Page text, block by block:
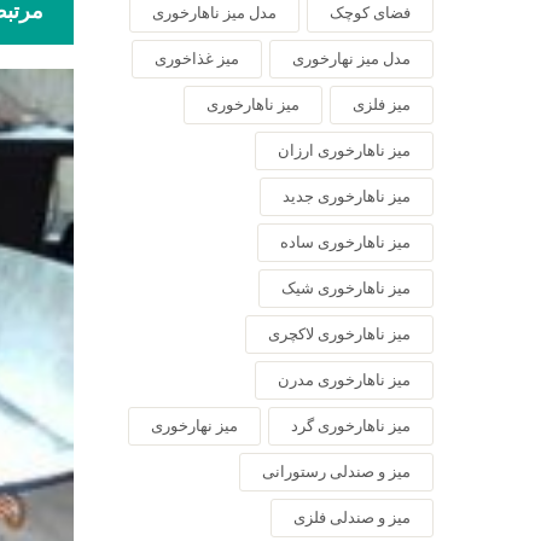
فضای کوچک مدل میز ناهارخوری
مدل میز نهارخوری میز غذاخوری
میز فلزی میز ناهارخوری
میز ناهارخوری ارزان
میز ناهارخوری جدید
میز ناهارخوری ساده
میز ناهارخوری شیک
میز ناهارخوری لاکچری
میز ناهارخوری مدرن
میز ناهارخوری گرد میز نهارخوری
میز و صندلی رستورانی
میز و صندلی فلزی